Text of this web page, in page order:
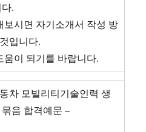
.
시면 자기소개서 작성 방
입니다.
이 되기를 바랍니다.
차 모빌리티기술인력 생
음 합격예문 –